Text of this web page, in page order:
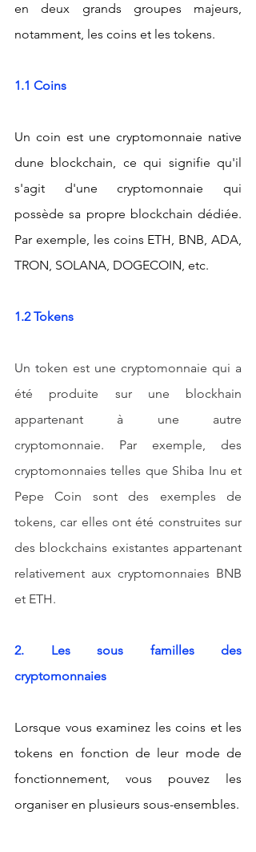
en deux grands groupes majeurs,
notamment, les coins et les tokens.
1.1 Coins
Un coin est une cryptomonnaie native
dune blockchain, ce qui signifie qu'il
s'agit d'une cryptomonnaie qui
possède sa propre blockchain dédiée.
Par exemple, les coins ETH, BNB, ADA,
TRON, SOLANA, DOGECOIN, etc.
1.2 Tokens
Un token est une cryptomonnaie qui a
été produite sur une blockhain
appartenant à une autre
cryptomonnaie. Par exemple, des
cryptomonnaies telles que Shiba Inu et
Pepe Coin sont des exemples de
tokens, car elles ont été construites sur
des blockchains existantes appartenant
relativement aux cryptomonnaies BNB
et ETH.
2. Les sous familles des
cryptomonnaies
Lorsque vous examinez les coins et les
tokens en fonction de leur mode de
fonctionnement, vous pouvez les
organiser en plusieurs sous-ensembles.